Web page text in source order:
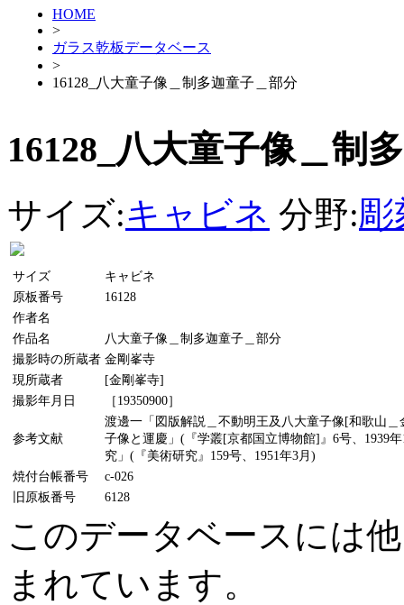
HOME
>
ガラス乾板データベース
>
16128_八大童子像＿制多迦童子＿部分
16128_八大童子像＿制
サイズ:キャビネ 分野:彫
サイズ
キャビネ
原板番号
16128
作者名
作品名
八大童子像＿制多迦童子＿部分
撮影時の所蔵者 金剛峯寺
現所蔵者
[金剛峯寺]
撮影年月日
［19350900］
参考文献
渡邊一「図版解説＿不動明王及八大童子像[和歌山
子像と運慶」(『学叢[京都国立博物館]』6号、1939
究」(『美術研究』159号、1951年3月)
焼付台帳番号
c-026
旧原板番号
6128
このデータベースには
まれています。